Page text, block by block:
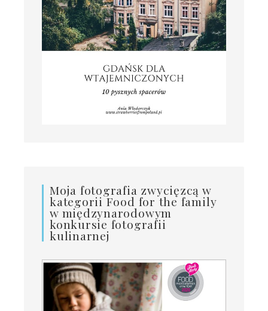
Moja fotografia zwycięzcą w
kategorii Food for the family
w międzynarodowym
konkursie fotografii
kulinarnej